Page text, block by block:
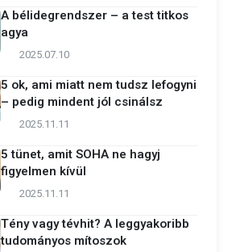
A bélidegrendszer – a test titkos
agya
2025.07.10
5 ok, ami miatt nem tudsz lefogyni
– pedig mindent jól csinálsz
2025.11.11
5 tünet, amit SOHA ne hagyj
figyelmen kívül
2025.11.11
Tény vagy tévhit? A leggyakoribb
tudományos mítoszok